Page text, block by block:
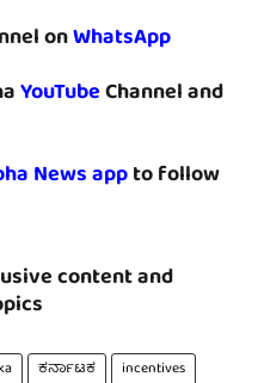
onWhatsApp
YouTubeChannel and
News appto follow
content and
ಕರ್ನಾಟಕ
incentives